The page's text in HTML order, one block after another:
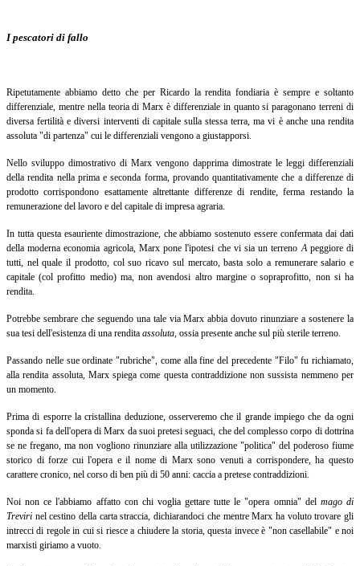
I pescatori di fallo
Ripetutamente abbiamo detto che per Ricardo la rendita fondiaria è sempre e soltanto
differenziale, mentre nella teoria di Marx è differenziale in quanto si paragonano terreni di
diversa fertilità e diversi interventi di capitale sulla stessa terra, ma vi è anche una rendita
assoluta "di partenza" cui le differenziali vengono a giustapporsi.
Nello sviluppo dimostrativo di Marx vengono dapprima dimostrate le leggi differenziali
della rendita nella prima e seconda forma, provando quantitativamente che a differenze di
prodotto corrispondono esattamente altrettante differenze di rendite, ferma restando la
remunerazione del lavoro e del capitale di impresa agraria.
In tutta questa esauriente dimostrazione, che abbiamo sostenuto essere confermata dai dati
della moderna economia agricola, Marx pone l'ipotesi che vi sia un terrenoApeggiore di
tutti, nel quale il prodotto, col suo ricavo sul mercato, basta solo a remunerare salario e
capitale (col profitto medio) ma, non avendosi altro margine o sopraprofitto, non si ha
rendita.
Potrebbe sembrare che seguendo una tale via Marx abbia dovuto rinunziare a sostenere la
sua tesi dell'esistenza di una rendita assoluta, ossia presente anche sul più sterile terreno.
Passando nelle sue ordinate "rubriche", come alla fine del precedente "Filo" fu richiamato,
alla rendita assoluta, Marx spiega come questa contraddizione non sussista nemmeno per
un momento.
Prima di esporre la cristallina deduzione, osserveremo che il grande impiego che da ogni
sponda si fa dell'opera di Marx da suoi pretesi seguaci, che del complesso corpo di dottrina
se ne fregano, ma non vogliono rinunziare alla utilizzazione "politica" del poderoso fiume
storico di forze cui l'opera e il nome di Marx sono venuti a corrispondere, ha questo
carattere cronico, nel corso di ben più di 50 anni: caccia a pretese contraddizioni.
Noi non ce l'abbiamo affatto con chi voglia gettare tutte le "opera omnia" delmago di
Treviri nel cestino della carta straccia, dichiarandoci che mentre Marx ha voluto trovare gli
intrecci di regole in cui si riesce a chiudere la storia, questa invece è "non casellabile" e noi
marxisti giriamo a vuoto.